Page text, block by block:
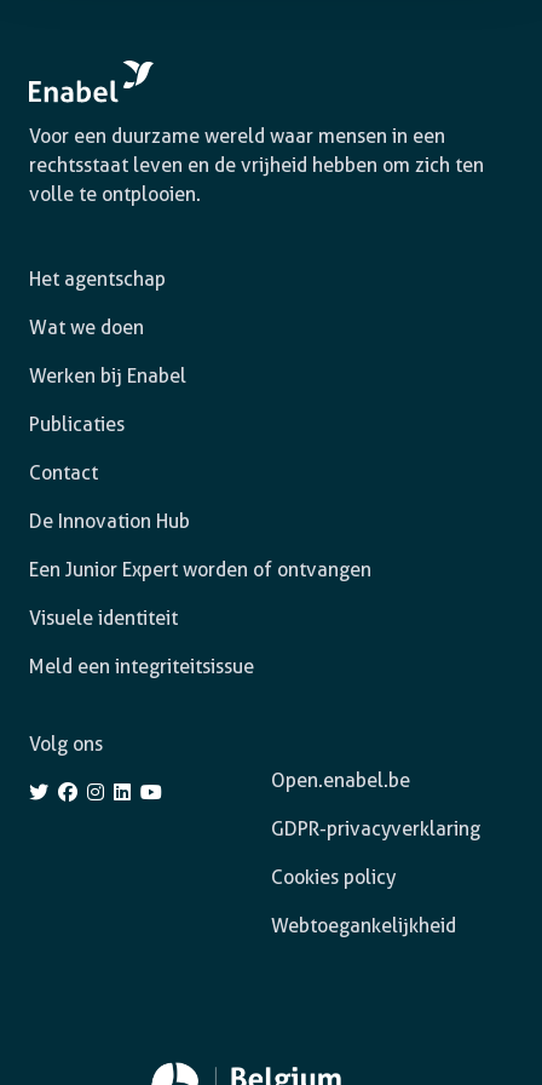
Voor een duurzame wereld waar mensen in een
rechtsstaat leven en de vrijheid hebben om zich ten
volle te ontplooien.
Het agentschap
Wat we doen
Werken bij Enabel
Publicaties
Contact
De Innovation Hub
Een Junior Expert worden of ontvangen
Visuele identiteit
Meld een integriteitsissue
Open.enabel.be
GDPR-privacyverklaring
Cookies policy
Webtoegankelijkheid
Volg ons